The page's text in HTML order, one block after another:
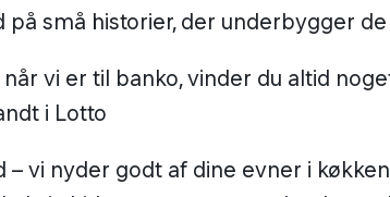
på små historier, der underbygger de
når vi er til banko, vinder du altid
i Lotto
– vi nyder godt af dine evner i